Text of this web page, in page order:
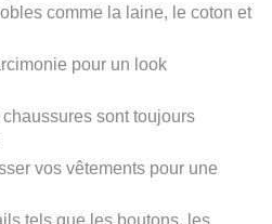
comme la laine, le coton et
pour un look
sont toujours
vos vêtements pour une
tels que les boutons, les